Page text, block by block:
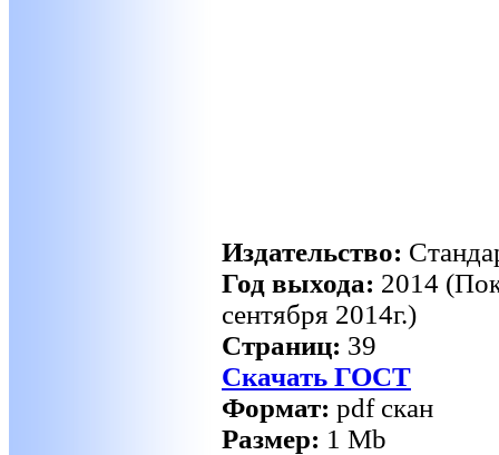
Издательство:
Год выхода: 2014
сентября 2014г.)
Cтраниц: 39
Скачать ГОСТ
Формат: pdf скан
Размер: 1 Mb